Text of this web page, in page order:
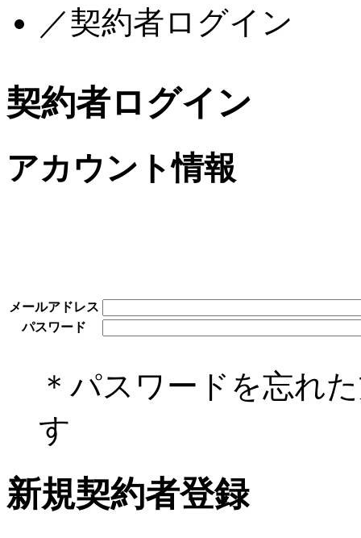
／契約者ログイン
契約者ログイン
アカウント情報
メールアドレス
パスワード
＊パスワードを忘れ
す
新規契約者登録